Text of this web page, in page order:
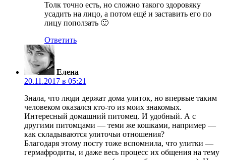
Толк точно есть, но сложно такого здоровяку
усадить на лицо, а потом ещё и заставить его по
лицу поползать 🙂
Ответить
Елена
20.11.2017 в 05:21
Знала, что люди держат дома улиток, но впервые таким
человеком оказался кто-то из моих знакомых.
Интересный домашний питомец. И удобный. А с
другими питомцами — теми же кошками, например —
как складываются улиточьи отношения?
Благодаря этому посту тоже вспомнила, что улитки —
гермафродиты, и даже весь процесс их общения на тему